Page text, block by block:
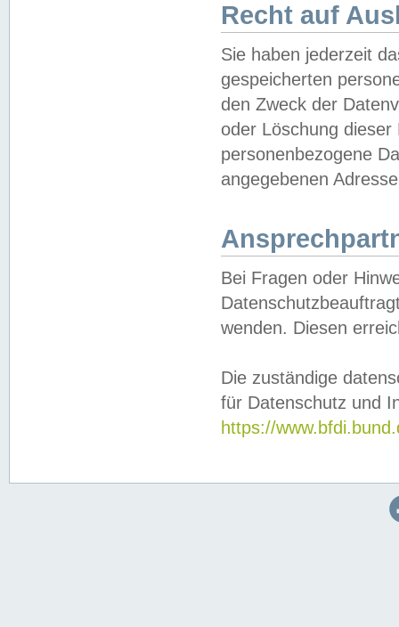
Recht auf
Sie haben jederzeit
gespeicherten
den Zweck der
oder Löschung
personenbezogene
angegebenen
Bei Fragen oder
wenden. Diesen
Die zuständige
für Datenschutz und
https://